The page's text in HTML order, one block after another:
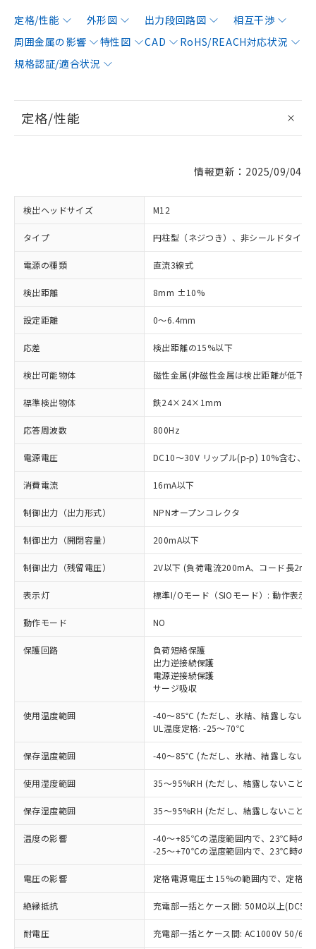
定格/性能 外形図 出力段回路図
相互干渉
周囲金属の影響
特性図 CAD
RoHS/REACH対応状況
規格認証/適合状況
定格/性能
情報更新：2025/09/04
検出ヘッドサイズ M12
タイプ 円柱型（ネジつき）、非シールドタイプ
電源の種類 直流3線式
検出距離 8mm ±10%
設定距離 0～6.4mm
応差 検出距離の15%以下
検出可能物体 磁性金属(非磁性金属は検出距離が低下し
標準検出物体 鉄24×24×1mm
応答周波数 800Hz
電源電圧 DC10～30V リップル(p-p) 10%含む、
消費電流 16mA以下
制御出力（出力形式） NPNオープンコレクタ
制御出力（開閉容量） 200mA以下
制御出力（残留電圧） 2V以下 (負荷電流200mA、コード長2m
表示灯 標準I/Oモード（SIOモード）: 動作表示
動作モード NO
保護回路
負荷短絡保護
出力逆接続保護
電源逆接続保護
サージ吸収
使用温度範囲
-40～85℃ (ただし、氷結、結露しないこ
UL温度定格: -25～70℃
保存温度範囲 -40～85℃ (ただし、氷結、結露しないこ
使用湿度範囲 35～95%RH (ただし、結露しないこと)
保存湿度範囲 35～95%RH (ただし、結露しないこと)
温度の影響
-40～+85℃の温度範囲内で、23℃時の
-25～+70℃の温度範囲内で、23℃時の
電圧の影響 定格電源電圧±15%の範囲内で、定格
絶縁抵抗 充電部一括とケース間: 50MΩ以上
耐電圧 充電部一括とケース間: AC1000V 50/
ご利用条件
ご利用ください。
本サービスは、当社制御機器事業取扱
商品の当社在庫状況および標準価格
(税抜)を提供させていただくもので
当社制御機器事業取扱商品の中には、
本サービスの対象外となる商品もある
ことをご了承ください。
対応済み：EU RoHS指令（10物質）の
非含有に対応した製品が提供可能な商品で
有に対応した製品に切り替える予定のある
商品です。
対応予定なし：EU RoHS指令（10物質）の
非含有に非対応の商品で、対応品を出す予
調査・確認中：EU RoHS指令（10物質）の
非含有の対応状況を調査中または確認中の
非該当品：ライセンス料など無形物で、有
害物質有無と関係のない商品です。
仕入先様の事情により、非含有部品として
むを得ず変更することがあります。
※1 中国RoHS○×表
「○」：最大均質材料含有率が中国RoHSの
基準値以下であることを示します。
「×」：最大均質材料含有率が中国RoHSの
基準値を超えていることを示します。
「－」：未確認です。当社販売部門へお問
当社は、これら貴社製品のうち、外国